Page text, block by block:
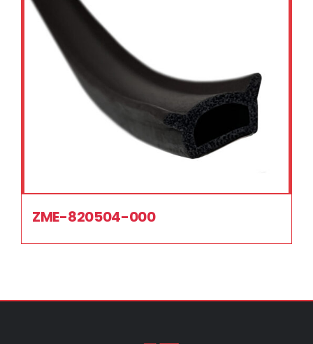
ZME-820504-000